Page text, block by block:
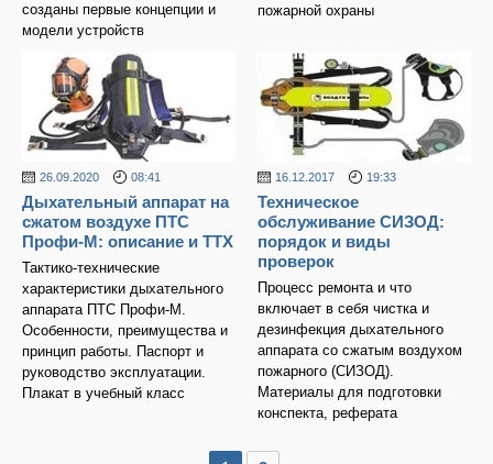
созданы первые концепции и
модели устройств
пожарной охраны
26.09.2020 08:41
Дыхательный аппарат на
сжатом воздухе ПТС
Профи-М: описание и ТТХ
Тактико-технические
характеристики дыхательного
аппарата ПТС Профи-М.
Особенности, преимущества и
принцип работы. Паспорт и
руководство эксплуатации.
Плакат в учебный класс
16.12.2017 19:33
Техническое
обслуживание СИЗОД:
порядок и виды
проверок
Процесс ремонта и что
включает в себя чистка и
дезинфекция дыхательного
аппарата со сжатым воздухом
пожарного (СИЗОД).
Материалы для подготовки
конспекта, реферата